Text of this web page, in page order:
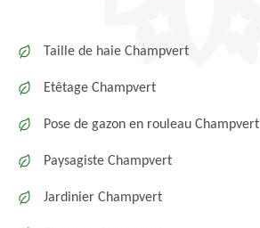
Taille de haie Champvert
Etêtage Champvert
Pose de gazon en rouleau Champvert
Paysagiste Champvert
Jardinier Champvert